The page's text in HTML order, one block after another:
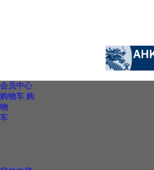
会员中心
购物车 购
物
车